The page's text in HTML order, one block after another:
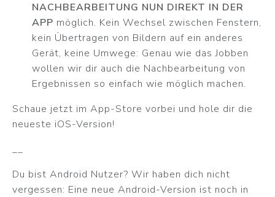
NACHBEARBEITUNG NUN DIREKT IN DER
APP möglich. Kein Wechsel zwischen Fenstern,
kein Übertragen von Bildern auf ein anderes
Gerät, keine Umwege: Genau wie das Jobben
wollen wir dir auch die Nachbearbeitung von
Ergebnissen so einfach wie möglich machen.
Schaue jetzt im App-Store vorbei und hole dir die
neueste iOS-Version!
__
Du bist Android Nutzer? Wir haben dich nicht
vergessen: Eine neue Android-Version ist noch in